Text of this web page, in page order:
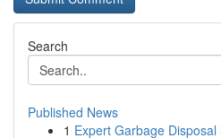
Search
Published News
1 Expert Garbage